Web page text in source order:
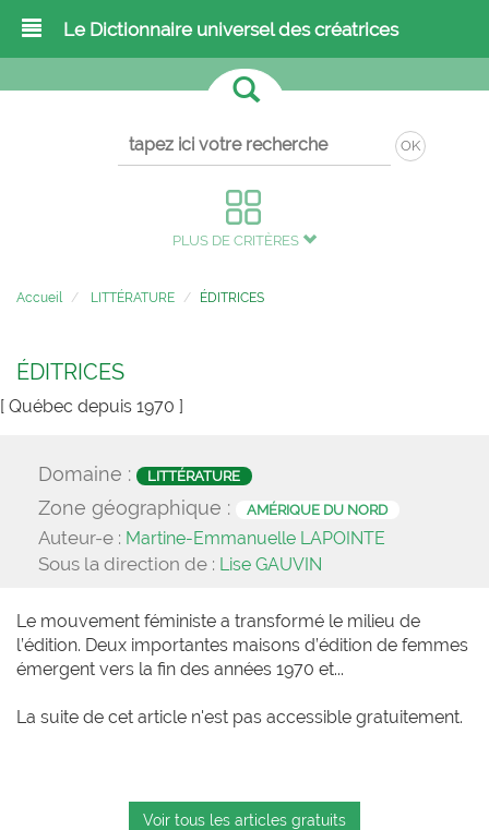
Le Dictionnaire universel des créatrices
OK
PLUS DE CRITÈRES
Accueil LITTÉRATURE ÉDITRICES
ÉDITRICES
[ Québec depuis 1970 ]
Domaine : LITTÉRATURE
Zone géographique : AMÉRIQUE DU NORD
Auteur-e : Martine-Emmanuelle LAPOINTE
Sous la direction de : Lise GAUVIN
Le mouvement féministe a transformé le milieu de
l’édition. Deux importantes maisons d’édition de femmes
émergent vers la fin des années 1970 et...
La suite de cet article n'est pas accessible gratuitement.
Voir tous les articles gratuits